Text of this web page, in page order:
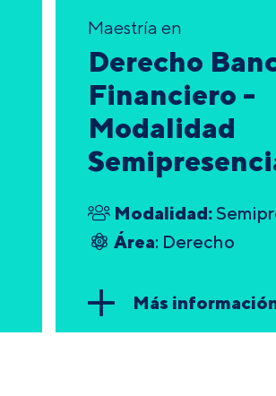
Maestría en
Derecho
Financiero -
Modalidad
Modalidad:
Área: Derecho
Más